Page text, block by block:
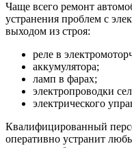
Чаще всего ремонт
устранения проблем с
выходом из строя:
реле в
аккумулятора;
ламп в фарах;
электропроводки
электрического
Квалифицированный
оперативно устранит